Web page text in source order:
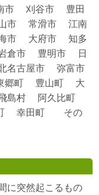
市 刈谷市 豊田
市 常滑市 江南
市 大府市 知多
倉市 豊明市 日
古屋市 弥富市
郷町 豊山町 大
島村 阿久比町
幸田町 その
に突然起こるもの